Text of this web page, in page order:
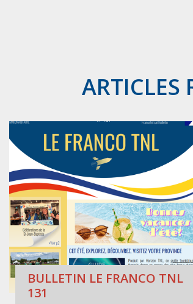
ARTICLES
BULLETIN LE FRANCO TNL
131